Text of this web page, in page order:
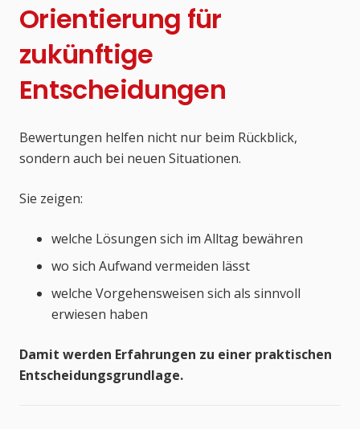
Orientierung für
zukünftige
Entscheidungen
Bewertungen helfen nicht nur beim Rückblick,
sondern auch bei neuen Situationen.
Sie zeigen:
welche Lösungen sich im Alltag bewähren
wo sich Aufwand vermeiden lässt
welche Vorgehensweisen sich als sinnvoll
erwiesen haben
Damit werden Erfahrungen zu einer praktischen
Entscheidungsgrundlage.